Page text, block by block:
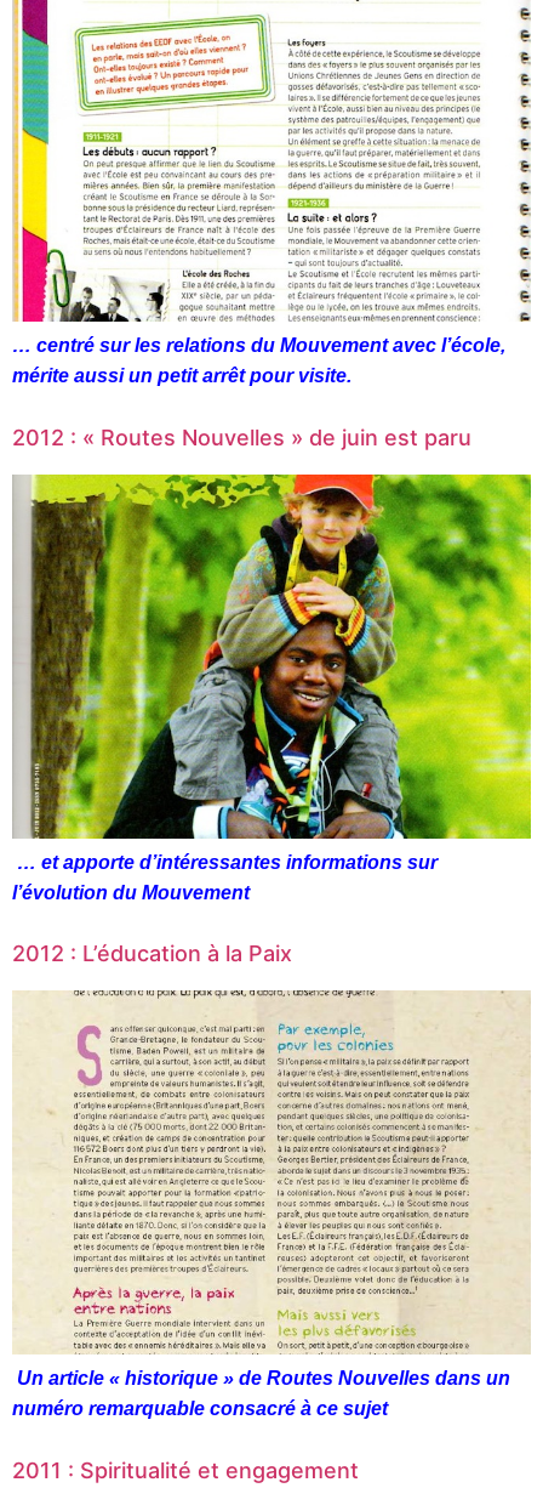
… centré sur les relations du Mouvement avec l’école,
mérite aussi un petit arrêt pour visite.
2012 : « Routes Nouvelles » de juin est paru
… et apporte d’intéressantes informations sur
l’évolution du Mouvement
2012 : L’éducation à la Paix
Un article « historique » de Routes Nouvelles dans un
numéro remarquable consacré à ce sujet
2011 : Spiritualité et engagement